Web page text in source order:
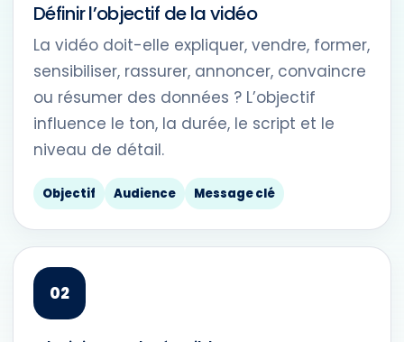
Définir l’objectif de la vidéo
La vidéo doit-elle expliquer, vendre, former,
sensibiliser, rassurer, annoncer, convaincre
ou résumer des données ? L’objectif
influence le ton, la durée, le script et le
niveau de détail.
Objectif Audience Message clé